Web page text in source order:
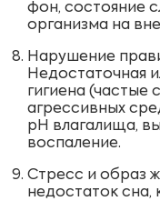
фон, состояние
организма на
Нарушение
Недостаточная
гигиена (частые
агрессивных
рН влагалища,
воспаление.
Стресс и образ
недостаток сна,